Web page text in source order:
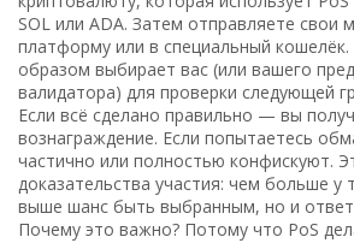
SOL или ADA. Затем отправляете свои
платформу или в специальный
образом выбирает вас (или вашего
валидатора) для проверки следующей
Если всё сделано правильно — вы
вознаграждение. Если попытаетесь
частично или полностью конфискуют.
доказательства участия: чем больше у
выше шанс быть выбранным, но и
Почему это важно? Потому что PoS